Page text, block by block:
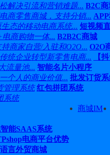
解决引流和营销难题... B2C商
商零售商城，支持分销...
态的移动电商系统... 短视频
商购物一体... B2B2C商城
商家自营/入驻和O2O... O2O
统企业转型新零售电商...
【
流量池... 智能名片小程序
个人的商业价值... 批发订货
管理系统 红包拼团系统
系统
能SAAS系统
电商平台优势
言外贸商城
商城IM